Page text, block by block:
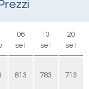
06
set
13
set
20
set
813 783 713